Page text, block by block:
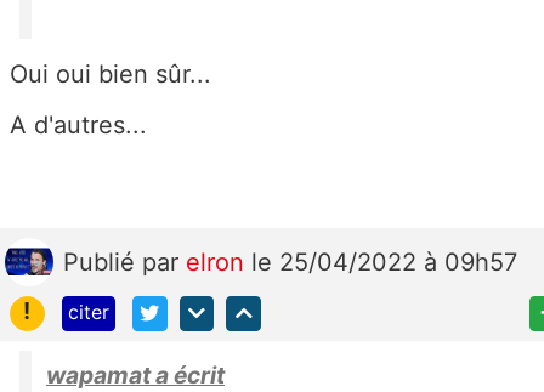
Oui oui bien sûr...
A d'autres...
Publié par elron le 25/04/2022 à 09h57
!
citer
wapamat a écrit